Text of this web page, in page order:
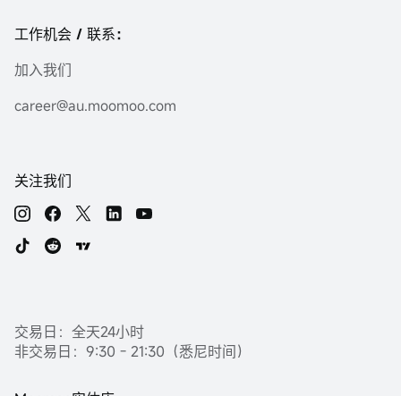
工作机会 / 联系：
加入我们
career@au.moomoo.com
关注我们
交易日：全天24小时
非交易日：9:30 - 21:30（悉尼时间）